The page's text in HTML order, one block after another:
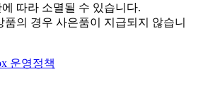
따라 소멸될 수 있습니다.
품의 경우 사은품이 지급되지 않습니
운영정책